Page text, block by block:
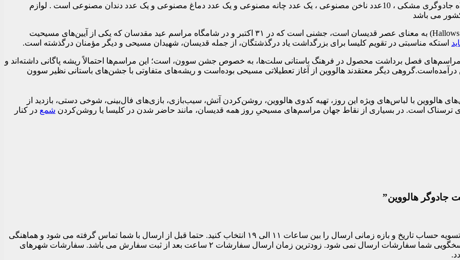
خرید و قیمت ست جادوگر هالووین که این محصول شامل یک عدد کلاه جادوگری مشکی ، 10عدد ناخن مصنوعی ، یک عدد چانه مصنوعی و یک عدد دماغ مصنوعی و یک عدد دندان مصنوعی است . لوازم
(Hallows’ Evening) به معنای عصر قدیسان است، جشنی است که در ۳۱ اکتبر و در شامگاه مراسم عید مقدسان که یکی از آیین‌های مسیحیت
استکه مناسبتی در تقویم کلیسا برای بزرگداشت یاد درگذشتگان، از جمله قدیسان، شهیدان مسیحی و دیگر مؤمنان درگذشته است.
مراسم‌های فصل برداشت محصول در فرهنگ باستانی سلت‌ها، به خصوص جشن سوون، است؛ این مراسم‌ها احتمالاً ریشه پاگانی داشته‌اند و
دیگر معتقدند هالووین از آغاز تعطیلاتی مسیحی بوده‌است و ریشه‌های متفاوتی با جشن‌های باستانی نظیر سوون
با لباس‌های ویژه این روز، تهیه کدوی هالووین، روشن‌کردن آتش، سیب‌بازی، بازی‌های فال‌بینی، شوخی دستی، بازدید از
است. در بسیاری از نقاط جهان مراسم‌های مسیحیِ روز همه قدیسان، مانند حاضر شدن در کلیسا یا روشن‌کردن شمع در کنار
جادوگر هالووین”
مشتری های ساکن تهران می توانید در قسمت نهایی سفارش قبل از تسویه حساب تاریخ و بازه زمانی ارسال را بین ساعات ۱۱ الی ۱۹ انتخاب کنید. حتما قبل از ارسال با شما تماس گرفته می شود و هماهنگی
های لازم برای ارسال مرسوله انجام می شود. بدیهی است تا زمان پاسخگویی شما سفارشات ارسال نمی شود. زودترین زمان ارسال سفارشات ۲ ساعت بعد از ثبت سفارش می باشد. سفارشات شهرهای